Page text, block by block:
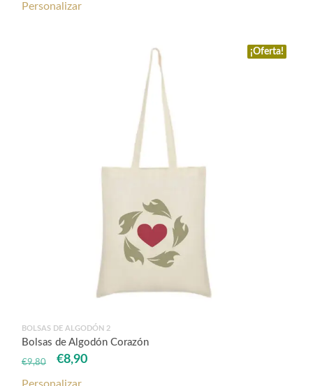
Personalizar
¡Oferta!
BOLSAS DE ALGODÓN 2
Bolsas de Algodón Corazón
€9,80
El
€8,90El
Personalizar